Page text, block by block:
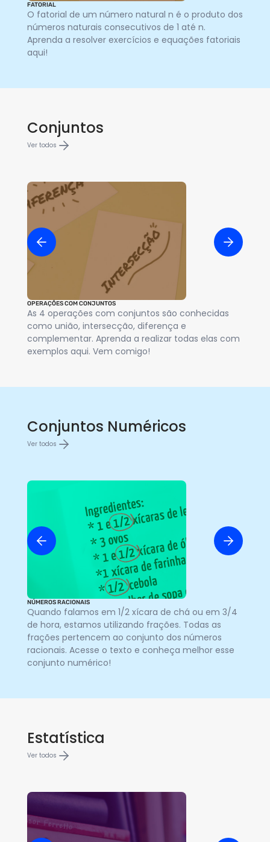
FATORIAL
O fatorial de um número natural n é o produto dos
números naturais consecutivos de 1 até n.
Aprenda a resolver exercícios e equações fatoriais
aqui!
Conjuntos
Ver todos
OPERAÇÕES COM CONJUNTOS
As 4 operações com conjuntos são conhecidas
como união, intersecção, diferença e
complementar. Aprenda a realizar todas elas com
exemplos aqui. Vem comigo!
Conjuntos Numéricos
Ver todos
NÚMEROS RACIONAIS
Quando falamos em 1/2 xícara de chá ou em 3/4
de hora, estamos utilizando frações. Todas as
frações pertencem ao conjunto dos números
racionais. Acesse o texto e conheça melhor esse
conjunto numérico!
Estatística
Ver todos